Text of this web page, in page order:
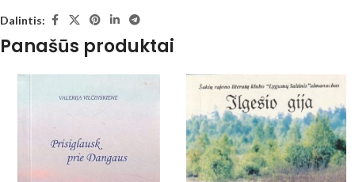
Dalintis:
Panašūs produktai